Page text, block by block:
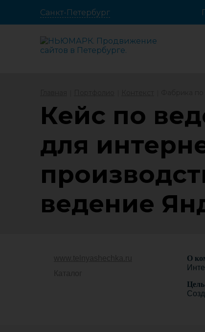
Санкт-Петербург
Кейс по
для
ведение
О